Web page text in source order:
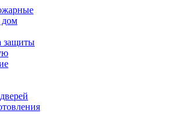
дом
защиты